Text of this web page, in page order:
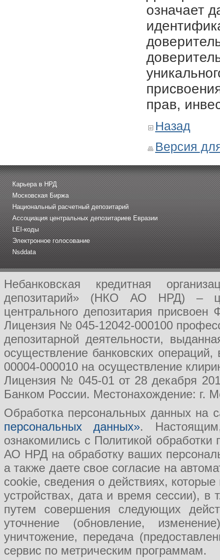
означает
прав,
Назад
Версия
Карьера в НРД
Московская Биржа
Национальный расчетный депозитарий
Ассоциация центральных депозитариев Евразии
LEI-коды
Электронное голосование
Nsddata
Небанковская кредитная
депозитарий» (НКО АО НРД) –
центрального депозитария
Лицензия № 045-12042-000100
депозитарной деятельности,
осуществление банковских
00004-000010 на осуществление
Лицензия № 045-01 от 28 декабря
Банком России. Местонахождение: г.
Обработка персональных данных на
персональных данных».
ознакомились с Политикой
АО НРД на обработку ваших
а также даете свое согласие на
cookie, сведения о действиях,
устройствах, дата и время сессии), в
путем совершения следующих
уточнение (обновление,
уничтожение, передача
сервис по метрическим программам.